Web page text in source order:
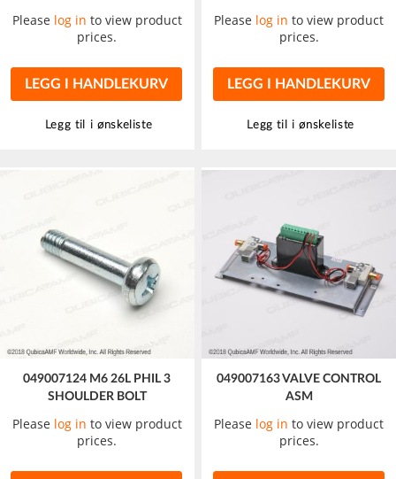
Please log in to view product
prices.
LEGG I HANDLEKURV
Legg til i ønskeliste
Please log in to view product
prices.
LEGG I HANDLEKURV
Legg til i ønskeliste
049007124 M6 26L PHIL 3
SHOULDER BOLT
Please log in to view product
prices.
049007163 VALVE CONTROL
ASM
Please log in to view product
prices.